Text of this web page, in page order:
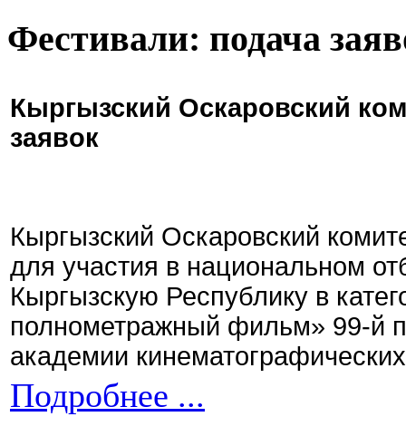
Фестивали: подача
Кыргызский Оскаровский
заявок
Кыргызский Оскаровский
для участия в национальном
Кыргызскую Республику в
полнометражный фильм» 99-й
академии
Подробнее ...